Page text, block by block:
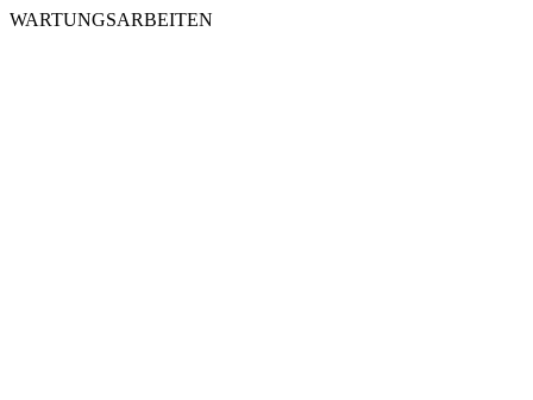
WARTUNGSARBEITEN